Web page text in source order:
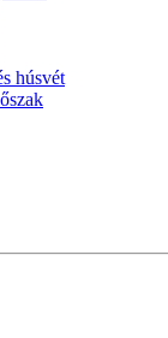
húsvét